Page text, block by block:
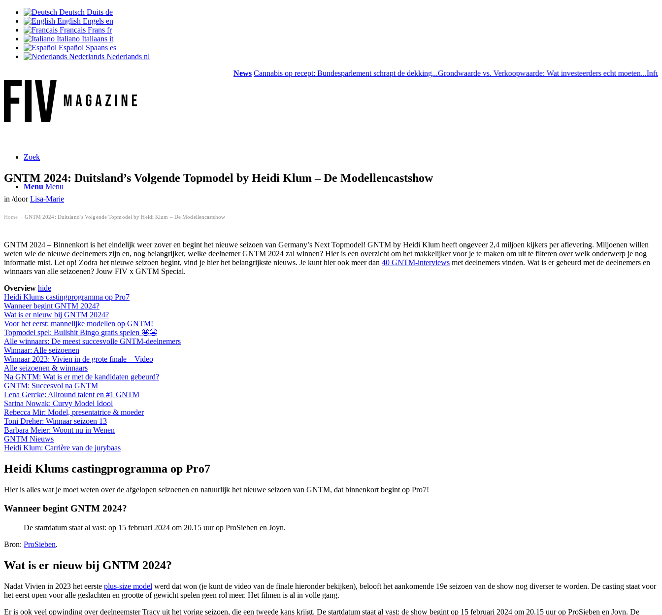
Deutsch Duits de
English Engels en
Français Frans fr
Italiano Italiaans it
Español Spaans es
Nederlands Nederlands nl
News Cannabis op recept: Bundesparlement schrapt de dekking...Grondwaarde vs. Verkoopwaarde: Wat investeerders echt moeten...Infused
Zoek
Menu Menu
GNTM 2024: Duitsland’s Volgende Topmodel by Heidi Klum – De Modellencastshow
in /doorLisa-Marie
Home GNTM 2024: Duitsland’s Volgende Topmodel by Heidi Klum – De Modellencastshow
GNTM 2024 – Binnenkort is het eindelijk weer zover en begint het nieuwe seizoen van Germany’s Next Topmodel! GNTM by Heidi Klum heeft ongeveer 2,4 miljoen kijkers per aflevering. Miljoenen willen
weten wie de nieuwe deelnemers zijn en, nog belangrijker, welke deelnemer GNTM 2024 zal winnen? Hier is een overzicht om het makkelijker voor je te maken om uit te filteren over welk onderwerp je nog
informatie mist. Let op! Zodra het nieuwe seizoen begint, vind je hier het belangrijkste nieuws. Je kunt hier ook meer dan 40 GNTM-interviews met deelnemers vinden. Wat is er gebeurd met de deelnemers en
winnaars van alle seizoenen? Jouw FIV x GNTM Special.
Overview hide
Heidi Klums castingprogramma op Pro7
Wanneer begint GNTM 2024?
Wat is er nieuw bij GNTM 2024?
Voor het eerst: mannelijke modellen op GNTM!
Topmodel spel: Bullshit Bingo gratis spelen 🤩😭
Alle winnaars: De meest succesvolle GNTM-deelnemers
Winnaar: Alle seizoenen
Winnaar 2023: Vivien in de grote finale – Video
Alle seizoenen & winnaars
Na GNTM: Wat is er met de kandidaten gebeurd?
GNTM: Succesvol na GNTM
Lena Gercke: Allround talent en #1 GNTM
Sarina Nowak: Curvy Model Idool
Rebecca Mir: Model, presentatrice & moeder
Toni Dreher: Winnaar seizoen 13
Barbara Meier: Woont nu in Wenen
GNTM Nieuws
Heidi Klum: Carrière van de jurybaas
Heidi Klums castingprogramma op Pro7
Hier is alles wat je moet weten over de afgelopen seizoenen en natuurlijk het nieuwe seizoen van GNTM, dat binnenkort begint op Pro7!
Wanneer begint GNTM 2024?
De startdatum staat al vast: op 15 februari 2024 om 20.15 uur op ProSieben en Joyn.
Bron: ProSieben.
Wat is er nieuw bij GNTM 2024?
Nadat Vivien in 2023 het eerste plus-size model werd dat won (je kunt de video van de finale hieronder bekijken), belooft het aankomende 19e seizoen van de show nog diverser te worden. De casting staat voor
het eerst open voor alle geslachten en grootte of gewicht spelen geen rol meer. Het filmen is al in volle gang.
Er is ook veel opwinding over deelneemster Tracy uit het vorige seizoen, die een tweede kans krijgt. De startdatum staat al vast: de show begint op 15 februari 2024 om 20.15 uur op ProSieben en Joyn. De